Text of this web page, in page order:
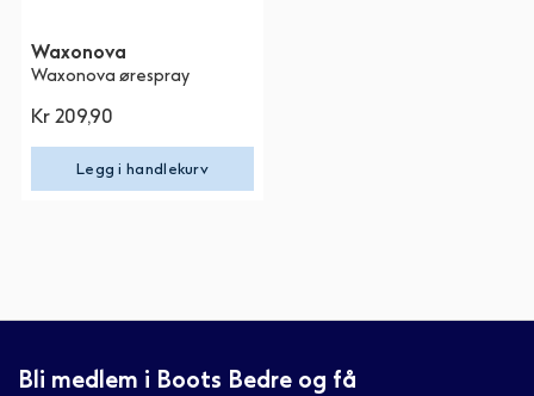
Waxonova
Waxonova ørespray
Kr 209,90
Legg i handlekurv
Bli medlem i Boots Bedre og få